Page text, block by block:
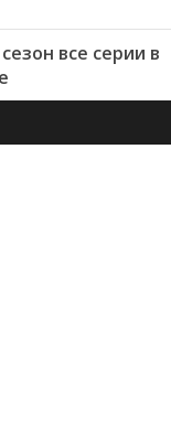
все серии в